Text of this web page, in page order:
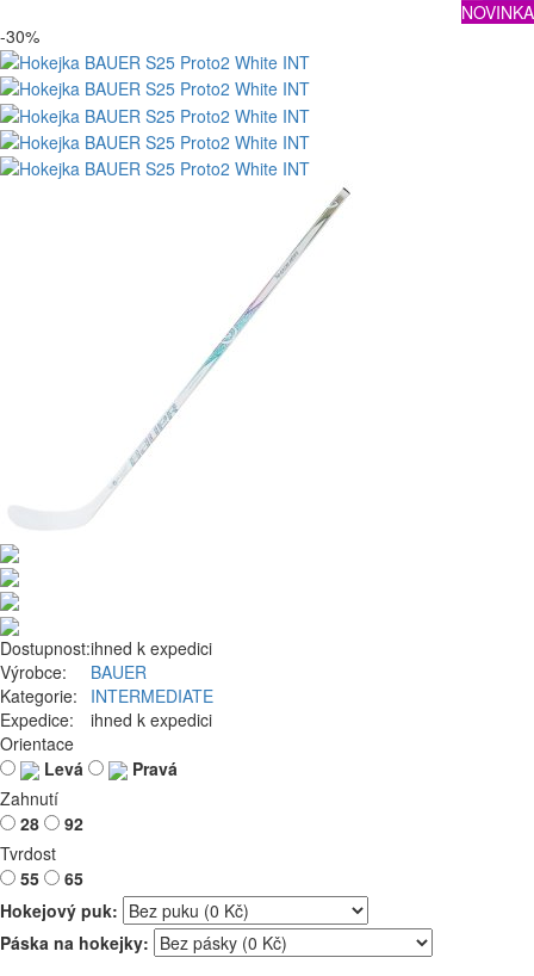
NOVINKA
-30%
Dostupnost:ihned k expedici
Výrobce:
BAUER
Kategorie:
INTERMEDIATE
Expedice:
ihned k expedici
Orientace
Levá
Pravá
Zahnutí
28
92
Tvrdost
55
65
Hokejový puk:
Páska na hokejky: